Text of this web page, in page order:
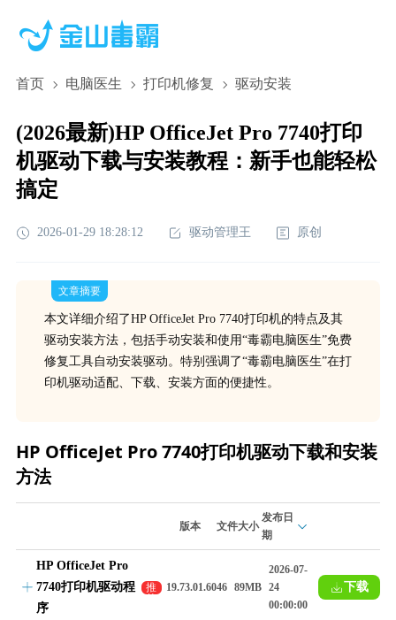
首页 电脑医生 打印机修复 驱动安装
(2026最新)HP OfficeJet Pro 7740打印
机驱动下载与安装教程：新手也能轻松
搞定
2026-01-29 18:28:12 驱动管理王 原创
文章摘要
本文详细介绍了HP OfficeJet Pro 7740打印机的特点及其
驱动安装方法，包括手动安装和使用“毒霸电脑医生”免费
修复工具自动安装驱动。特别强调了“毒霸电脑医生”在打
印机驱动适配、下载、安装方面的便捷性。
HP OfficeJet Pro 7740打印机驱动下载和安装
方法
版本 文件大小
发布日
期
HP OfficeJet Pro
7740打印机驱动程
序
推
荐
19.73.01.6046 89MB
2026-07-
24
00:00:00
下载